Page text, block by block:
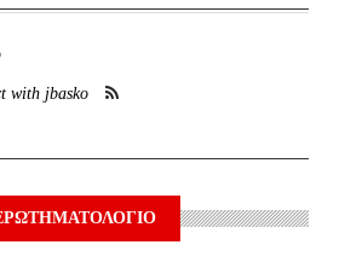
with jbasko